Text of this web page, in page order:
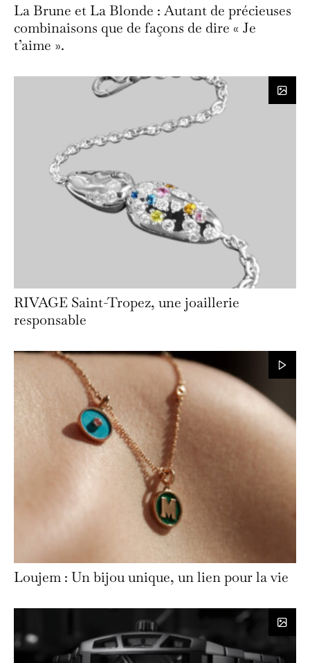
La Brune et La Blonde : Autant de précieuses
combinaisons que de façons de dire « Je
t’aime ».
RIVAGE Saint-Tropez, une joaillerie
responsable
Loujem : Un bijou unique, un lien pour la vie